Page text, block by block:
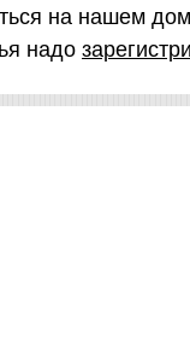
на нашем
надо